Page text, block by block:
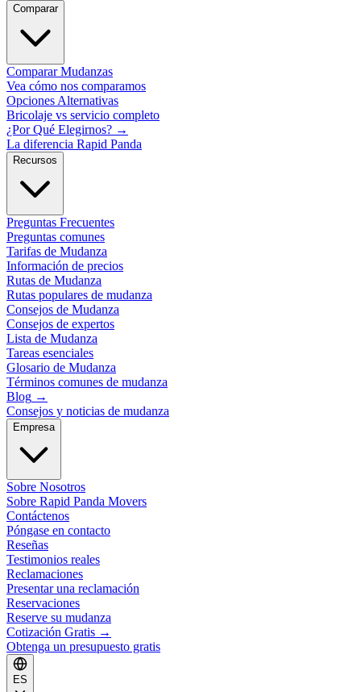
Comparar
Comparar Mudanzas
Vea cómo nos comparamos
Opciones Alternativas
Bricolaje vs servicio completo
¿Por Qué Elegirnos? →
La diferencia Rapid Panda
Recursos
Preguntas Frecuentes
Preguntas comunes
Tarifas de Mudanza
Información de precios
Rutas de Mudanza
Rutas populares de mudanza
Consejos de Mudanza
Consejos de expertos
Lista de Mudanza
Tareas esenciales
Glosario de Mudanza
Términos comunes de mudanza
Blog →
Consejos y noticias de mudanza
Empresa
Sobre Nosotros
Sobre Rapid Panda Movers
Contáctenos
Póngase en contacto
Reseñas
Testimonios reales
Reclamaciones
Presentar una reclamación
Reservaciones
Reserve su mudanza
Cotización Gratis →
Obtenga un presupuesto gratis
ES